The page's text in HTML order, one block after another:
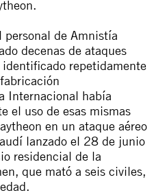
personal de Amnistía
decenas de ataques
identificado repetidamente
Internacional había
el uso de esas mismas
en un ataque aéreo
lanzado el 28 de junio
residencial de la
que mató a seis civiles,